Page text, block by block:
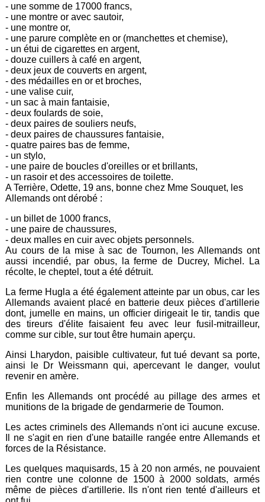
- une somme de 17000 francs,
- une montre or avec sautoir,
- une montre or,
- une parure complète en or (manchettes et chemise),
- un étui de cigarettes en argent,
- douze cuillers à café en argent,
- deux jeux de couverts en argent,
- des médailles en or et broches,
- une valise cuir,
- un sac à main fantaisie,
- deux foulards de soie,
- deux paires de souliers neufs,
- deux paires de chaussures fantaisie,
- quatre paires bas de femme,
- un stylo,
- une paire de boucles d'oreilles or et brillants,
- un rasoir et des accessoires de toilette.
A Terrière, Odette, 19 ans, bonne chez Mme Souquet, les
Allemands ont dérobé :
- un billet de 1000 francs,
- une paire de chaussures,
- deux malles en cuir avec objets personnels.
Au cours de la mise à sac de Tournon, les Allemands ont
aussi incendié, par obus, la ferme de Ducrey, Michel. La
récolte, le cheptel, tout a été détruit.
La ferme Hugla a été également atteinte par un obus, car les
Allemands avaient placé en batterie deux pièces d'artillerie
dont, jumelle en mains, un officier dirigeait le tir, tandis que
des tireurs d'élite faisaient feu avec leur fusil-mitrailleur,
comme sur cible, sur tout être humain aperçu.
Ainsi Lharydon, paisible cultivateur, fut tué devant sa porte,
ainsi le Dr Weissmann qui, apercevant le danger, voulut
revenir en amère.
Enfin les Allemands ont procédé au pillage des armes et
munitions de la brigade de gendarmerie de Toumon.
Les actes criminels des Allemands n'ont ici aucune excuse.
Il ne s'agit en rien d'une bataille rangée entre Allemands et
forces de la Résistance.
Les quelques maquisards, 15 à 20 non armés, ne pouvaient
rien contre une colonne de 1500 à 2000 soldats, armés
même de pièces d'artillerie. Ils n'ont rien tenté d'ailleurs et